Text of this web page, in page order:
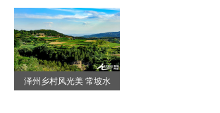
泽州乡村风光美 常坡水